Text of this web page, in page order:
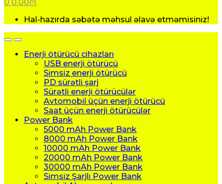
0 0.00₼
Hal-hazırda səbətə məhsul əlavə etməmisiniz!
Enerji ötürücü cihazları
USB enerji ötürücü
Simsiz enerji ötürücü
PD sürətli şarj
Sürətli enerji ötürücülər
Avtomobil üçün enerji ötürücü
Saat üçün enerji ötürücülər
Power Bank
5000 mAh Power Bank
8000 mAh Power Bank
10000 mAh Power Bank
20000 mAh Power Bank
30000 mAh Power Bank
Simsiz Şarjlı Power Bank